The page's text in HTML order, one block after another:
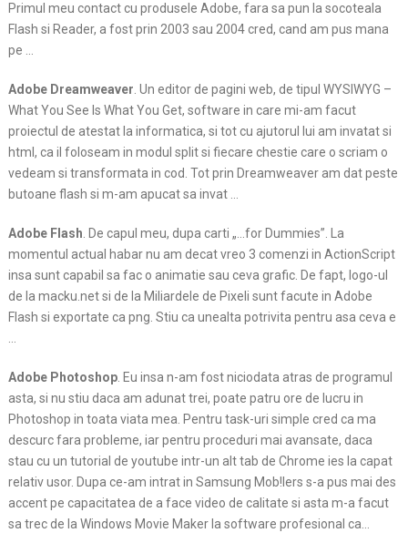
Primul meu contact cu produsele Adobe, fara sa pun la socoteala
Flash si Reader, a fost prin 2003 sau 2004 cred, cand am pus mana
pe …
Adobe Dreamweaver . Un editor de pagini web, de tipul WYSIWYG –
What You See Is What You Get, software in care mi-am facut
proiectul de atestat la informatica, si tot cu ajutorul lui am invatat si
html, ca il foloseam in modul split si fiecare chestie care o scriam o
vedeam si transformata in cod. Tot prin Dreamweaver am dat peste
butoane flash si m-am apucat sa invat …
Adobe Flash . De capul meu, dupa carti „…for Dummies”. La
momentul actual habar nu am decat vreo 3 comenzi in ActionScript
insa sunt capabil sa fac o animatie sau ceva grafic. De fapt, logo-ul
de la macku.net si de la Miliardele de Pixeli sunt facute in Adobe
Flash si exportate ca png. Stiu ca unealta potrivita pentru asa ceva e
Adobe Photoshop. Eu insa n-am fost niciodata atras de programul
asta, si nu stiu daca am adunat trei, poate patru ore de lucru in
Photoshop in toata viata mea. Pentru task-uri simple cred ca ma
descurc fara probleme, iar pentru proceduri mai avansate, daca
stau cu un tutorial de youtube intr-un alt tab de Chrome ies la capat
relativ usor. Dupa ce-am intrat in Samsung Mob!lers s-a pus mai des
accent pe capacitatea de a face video de calitate si asta m-a facut
sa trec de la Windows Movie Maker la software profesional ca…